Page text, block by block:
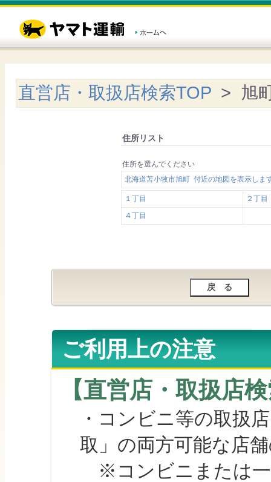
直営店・取扱店検索TOP > 旭
住所リスト
住所を選んでください
北海道苫小牧市旭町 付近の地図を表示しま
１丁目
２丁目
４丁目
ご利用上の注意
【直営店・取扱店
・コンビニ等の取扱
取」の両方可能な店
※コンビニまたは一